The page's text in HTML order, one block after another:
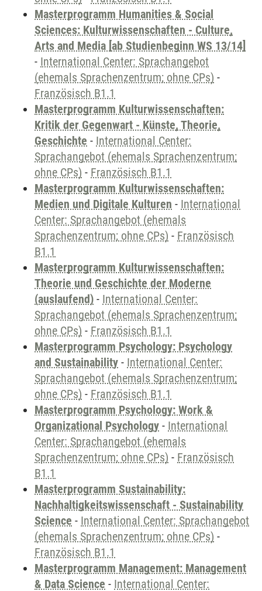
Masterprogramm Humanities & Social
Sciences: Kulturwissenschaften - Culture,
Arts and Media [ab Studienbeginn WS 13/14]
- International Center: Sprachangebot
(ehemals Sprachenzentrum; ohne CPs) -
Französisch B1.1
Masterprogramm Kulturwissenschaften:
Kritik der Gegenwart - Künste, Theorie,
Geschichte - International Center:
Sprachangebot (ehemals Sprachenzentrum;
ohne CPs) - Französisch B1.1
Masterprogramm Kulturwissenschaften:
Medien und Digitale Kulturen - International
Center: Sprachangebot (ehemals
Sprachenzentrum; ohne CPs) - Französisch
B1.1
Masterprogramm Kulturwissenschaften:
Theorie und Geschichte der Moderne
(auslaufend) - International Center:
Sprachangebot (ehemals Sprachenzentrum;
ohne CPs) - Französisch B1.1
Masterprogramm Psychology: Psychology
and Sustainability - International Center:
Sprachangebot (ehemals Sprachenzentrum;
ohne CPs) - Französisch B1.1
Masterprogramm Psychology: Work &
Organizational Psychology - International
Center: Sprachangebot (ehemals
Sprachenzentrum; ohne CPs) - Französisch
B1.1
Masterprogramm Sustainability:
Nachhaltigkeitswissenschaft - Sustainability
Science - International Center: Sprachangebot
(ehemals Sprachenzentrum; ohne CPs) -
Französisch B1.1
Masterprogramm Management: Management
& Data Science - International Center: